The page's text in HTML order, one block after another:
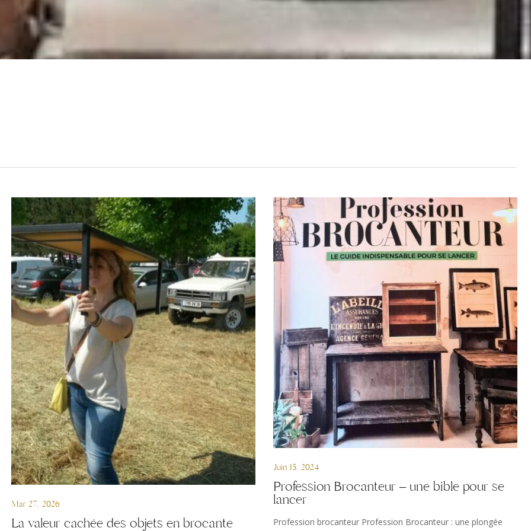
Mar 27, 2026
La valeur cachée des objets en brocante
Juin 15, 2024
Profession Brocanteur – une bible pour se
lancer
Profession brocanteur Profession Brocanteur : une plongée